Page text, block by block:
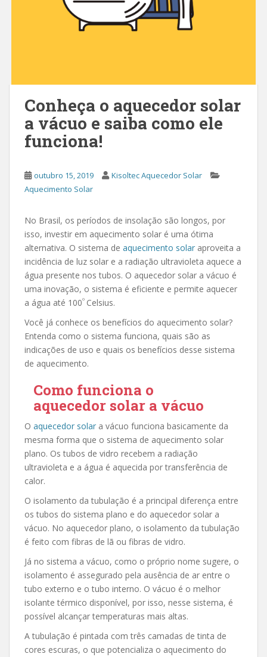
Conheça o aquecedor solar
a vácuo e saiba como ele
funciona!
outubro 15, 2019
Kisoltec Aquecedor Solar
Aquecimento Solar
No Brasil, os períodos de insolação são longos, por
isso, investir em aquecimento solar é uma ótima
alternativa. O sistema de aquecimento solar aproveita a
incidência de luz solar e a radiação ultravioleta aquece a
água presente nos tubos. O aquecedor solar a vácuo é
uma inovação, o sistema é eficiente e permite aquecer
a água até 100º Celsius.
Você já conhece os benefícios do aquecimento solar?
Entenda como o sistema funciona, quais são as
indicações de uso e quais os benefícios desse sistema
de aquecimento.
Como funciona o
aquecedor solar a vácuo
O aquecedor solar a vácuo funciona basicamente da
mesma forma que o sistema de aquecimento solar
plano. Os tubos de vidro recebem a radiação
ultravioleta e a água é aquecida por transferência de
calor.
O isolamento da tubulação é a principal diferença entre
os tubos do sistema plano e do aquecedor solar a
vácuo. No aquecedor plano, o isolamento da tubulação
é feito com fibras de lã ou fibras de vidro.
Já no sistema a vácuo, como o próprio nome sugere, o
isolamento é assegurado pela ausência de ar entre o
tubo externo e o tubo interno. O vácuo é o melhor
isolante térmico disponível, por isso, nesse sistema, é
possível alcançar temperaturas mais altas.
A tubulação é pintada com três camadas de tinta de
cores escuras, o que potencializa o aquecimento do